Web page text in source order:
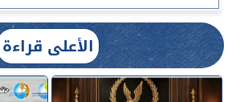
الأعلى قراءة